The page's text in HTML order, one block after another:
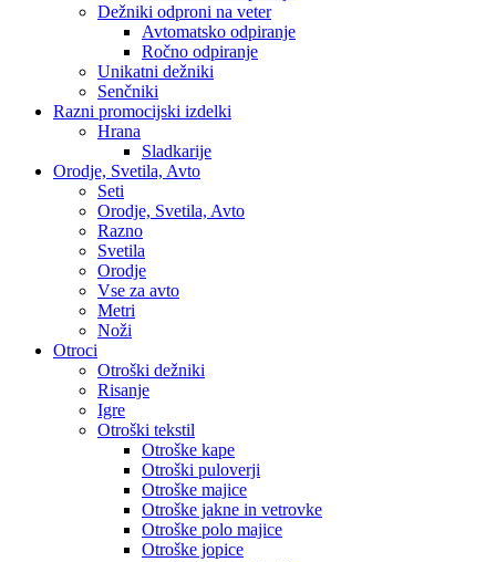
Dežniki odproni na veter
Avtomatsko odpiranje
Ročno odpiranje
Unikatni dežniki
Senčniki
Razni promocijski izdelki
Hrana
Sladkarije
Orodje, Svetila, Avto
Seti
Orodje, Svetila, Avto
Razno
Svetila
Orodje
Vse za avto
Metri
Noži
Otroci
Otroški dežniki
Risanje
Igre
Otroški tekstil
Otroške kape
Otroški puloverji
Otroške majice
Otroške jakne in vetrovke
Otroške polo majice
Otroške jopice